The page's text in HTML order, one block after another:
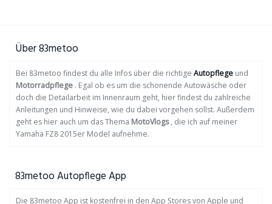
Über 83metoo
Bei 83metoo findest du alle Infos über die richtige Autopflege und
Motorradpflege . Egal ob es um die schonende Autowäsche oder
doch die Detailarbeit im Innenraum geht, hier findest du zahlreiche
Anleitungen und Hinweise, wie du dabei vorgehen sollst. Außerdem
geht es hier auch um das Thema MotoVlogs, die ich auf meiner
Yamaha FZ8 2015er Model aufnehme.
83metoo Autopflege App
Die 83metoo App ist kostenfrei in den App Stores von Apple und